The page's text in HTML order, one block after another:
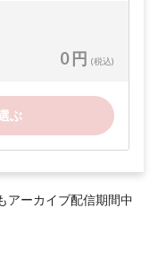
0 円 (税込)
ぶ
アーカイブ配信期間中